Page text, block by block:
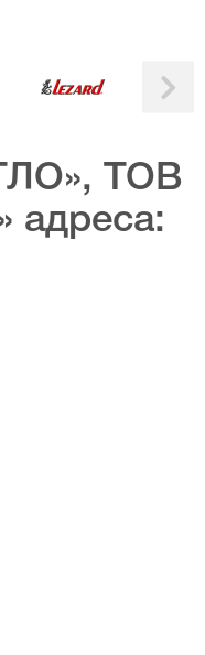
ТОВ
адреса: